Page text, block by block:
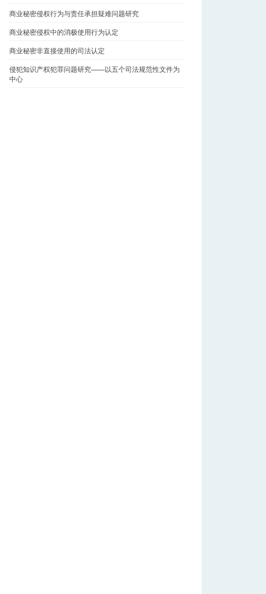
商业秘密侵权行为与责任承担疑难问题研究
商业秘密侵权中的消极使用行为认定
商业秘密非直接使用的司法认定
侵犯知识产权犯罪问题研究——以五个司法规范性文件为
中心